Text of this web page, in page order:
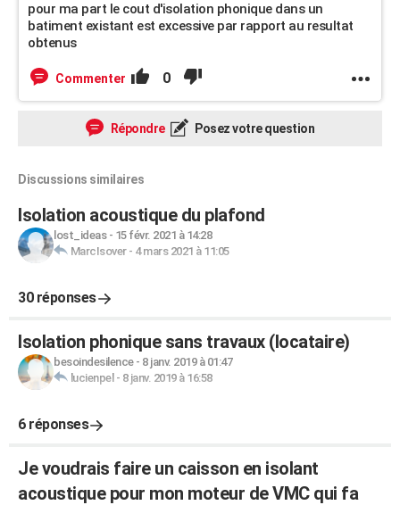
pour ma part le cout d'isolation phonique dans un
batiment existant est excessive par rapport au resultat
obtenus
Commenter 0
Répondre Posez votre question
Discussions similaires
Isolation acoustique du plafond
lost_ideas- 15 févr. 2021 à 14:28
MarcIsover- 4 mars 2021 à 11:05
30 réponses
Isolation phonique sans travaux (locataire)
besoindesilence- 8 janv. 2019 à 01:47
lucienpel - 8 janv. 2019 à 16:58
6 réponses
Je voudrais faire un caisson en isolant
acoustique pour mon moteur de VMC qui fa